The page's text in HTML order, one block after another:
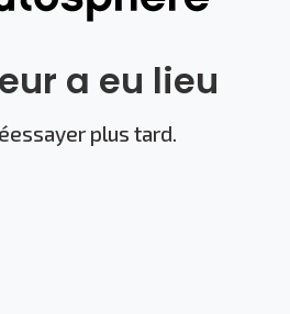
a eu lieu
plus tard.